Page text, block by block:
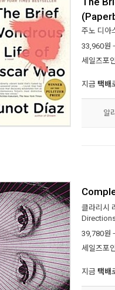
주노 디아
33,960원
세일즈포
지금 택배
알
클라리시
39,780원
세일즈포
지금 택배